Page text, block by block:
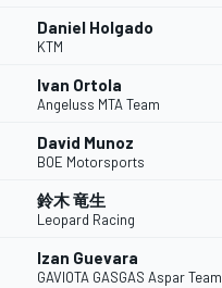
Daniel Holgado
KTM
Ivan Ortola
Angeluss MTA Team
David Munoz
BOE Motorsports
鈴木 竜生
Leopard Racing
Izan Guevara
GAVIOTA GASGAS Aspar Team